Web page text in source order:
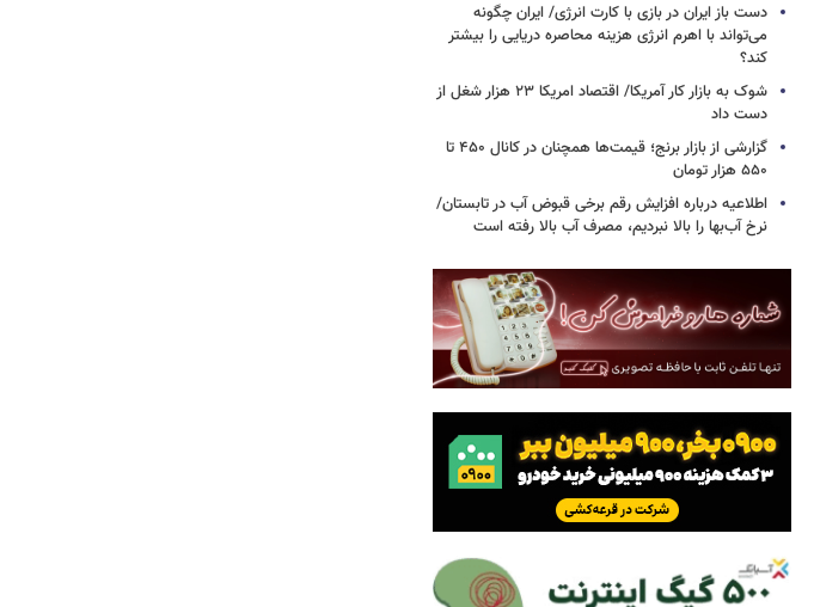
دست باز ایران در بازی با کارت انرژی/ ایران چگونه
می‌تواند با اهرم انرژی‌ هزینه محاصره دریایی را بیشتر
کند؟
شوک به بازار کار آمریکا/ اقتصاد امریکا ۲۳ هزار شغل از
دست داد
گزارشی از بازار برنج؛ قیمت‌ها همچنان در کانال ۴۵۰ تا
۵۵۰ هزار تومان
اطلاعیه درباره افزایش رقم برخی قبوض آب در تابستان/
نرخ آب‌بها را بالا نبردیم، مصرف آب بالا رفته است